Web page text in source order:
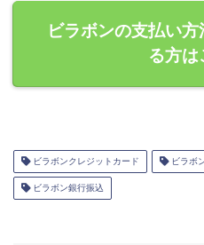
ビラボンの支払い
る方は
ビラボンクレジットカード ビラボ
ビラボン銀行振込